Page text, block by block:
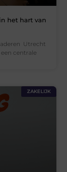
het hart van
Utrecht
centrale
ZAKELIJK